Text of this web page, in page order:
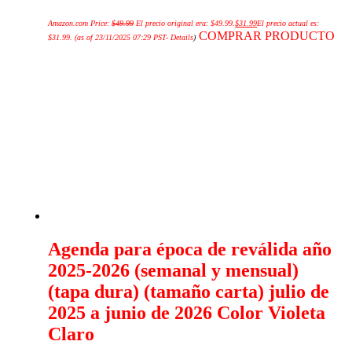
Amazon.com Price:$49.99 El precio original era: $49.99.$31.99El precio actual es:
$31.99. (as of 23/11/2025 07:29 PST- Details) COMPRAR PRODUCTO
Agenda para época de reválida año
2025-2026 (semanal y mensual)
(tapa dura) (tamaño carta) julio de
2025 a junio de 2026 Color Violeta
Claro